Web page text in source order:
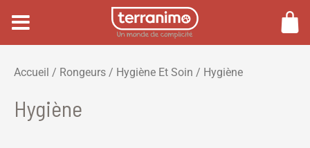
contenu
Accueil / Rongeurs / Hygiène Et Soin / Hygiène
Hygiène